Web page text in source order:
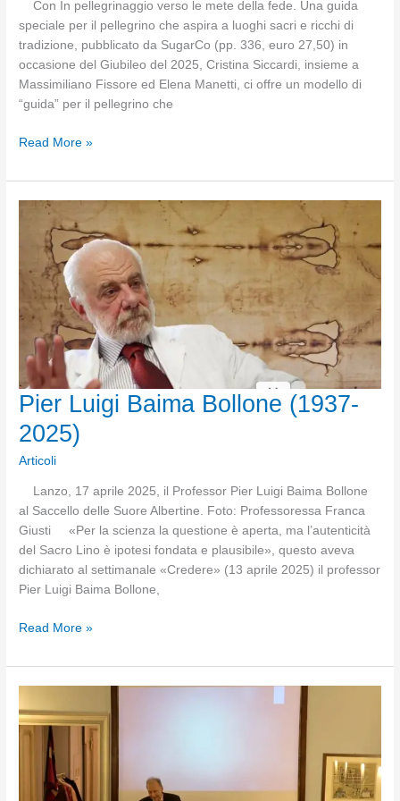
Con In pellegrinaggio verso le mete della fede. Una guida
speciale per il pellegrino che aspira a luoghi sacri e ricchi di
tradizione, pubblicato da SugarCo (pp. 336, euro 27,50) in
occasione del Giubileo del 2025, Cristina Siccardi, insieme a
Massimiliano Fissore ed Elena Manetti, ci offre un modello di
“guida” per il pellegrino che
In
verso
le
della
fede,
di
Cristina
Siccardi
Read More »
Pier Luigi Baima Bollone (1937-
2025)
Articoli
Lanzo, 17 aprile 2025, il Professor Pier Luigi Baima Bollone
al Saccello delle Suore Albertine. Foto: Professoressa Franca
Giusti «Per la scienza la questione è aperta, ma l’autenticità
del Sacro Lino è ipotesi fondata e plausibile», questo aveva
dichiarato al settimanale «Credere» (13 aprile 2025) il professor
Pier Luigi Baima Bollone,
Pier
Baima
Bollone
2025)
Read More »